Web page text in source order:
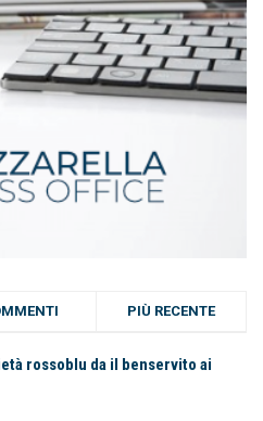
PIÙ RECENTE
rossoblu da il benservito ai